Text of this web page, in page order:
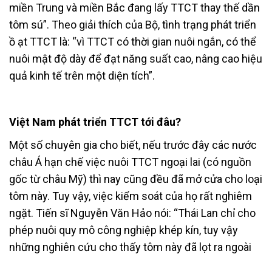
miền Trung và miền Bắc đang lấy TTCT thay thế dần
tôm sú”. Theo giải thích của Bộ, tình trạng phát triển
ồ ạt TTCT là: “vì TTCT có thời gian nuôi ngắn, có thể
nuôi mật độ dày để đạt năng suất cao, nâng cao hiệu
quả kinh tế trên một diện tích”.
Việt Nam phát triển TTCT tới đâu?
Một số chuyên gia cho biết, nếu trước đây các nước
châu Á hạn chế việc nuôi TTCT ngoại lai (có nguồn
gốc từ châu Mỹ) thì nay cũng đều đã mở cửa cho loại
tôm này. Tuy vậy, việc kiểm soát của họ rất nghiêm
ngặt. Tiến sĩ Nguyễn Văn Hảo nói: “Thái Lan chỉ cho
phép nuôi quy mô công nghiệp khép kín, tuy vậy
những nghiên cứu cho thấy tôm này đã lọt ra ngoài